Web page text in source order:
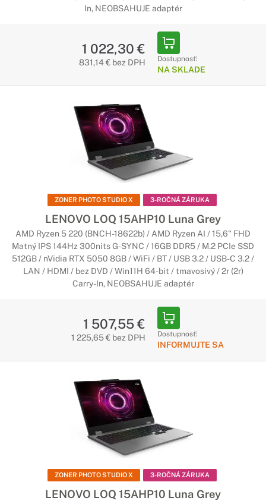
In, NEOBSAHUJE adaptér
1 022,30 €
831,14 € bez DPH Dostupnosť:
NA SKLADE
ZONER PHOTO STUDIO X 3-ROČNÁ ZÁRUKA
LENOVO LOQ 15AHP10 Luna Grey
AMD Ryzen 5 220 (BNCH-18622b) / AMD Ryzen AI / 15,6" FHD
Matný IPS 144Hz 300nits G-SYNC / 16GB DDR5 / M.2 PCIe SSD
512GB / nVidia RTX 5050 8GB / WiFi / BT / USB 3.2 / USB-C 3.2 /
LAN / HDMI / bez DVD / Win11H 64-bit / tmavosivý / 2r (2r)
Carry-In, NEOBSAHUJE adaptér
1 507,55 €
1 225,65 € bez DPH Dostupnosť:
INFORMUJTE SA
ZONER PHOTO STUDIO X 3-ROČNÁ ZÁRUKA
LENOVO LOQ 15AHP10 Luna Grey